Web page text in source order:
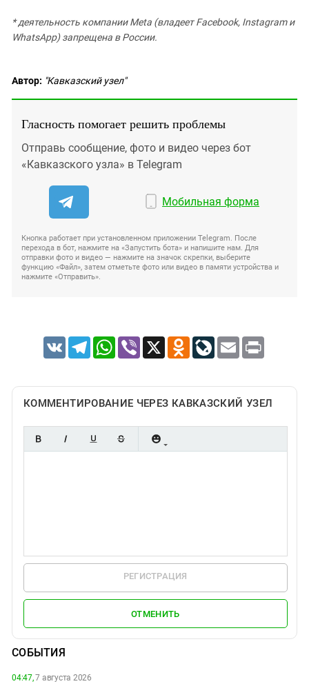
* деятельность компании Meta (владеет Facebook, Instagram и
WhatsApp) запрещена в России.
Автор: "Кавказский узел"
Гласность помогает решить проблемы
Отправь сообщение, фото и видео через бот
«Кавказского узла» в Telegram
Мобильная форма
Кнопка работает при установленном приложении Telegram. После
перехода в бот, нажмите на «Запустить бота» и напишите нам. Для
отправки фото и видео — нажмите на значок скрепки, выберите
функцию «Файл», затем отметьте фото или видео в памяти устройства и
нажмите «Отправить».
VK TelegramWhatsApp
Viber X Odnoklassniki
LiveJournal
Email Print
КОММЕНТИРОВАНИЕ ЧЕРЕЗ КАВКАЗСКИЙ УЗЕЛ
РЕГИСТРАЦИЯ
ОТМЕНИТЬ
СОБЫТИЯ
04:47,7 августа 2026